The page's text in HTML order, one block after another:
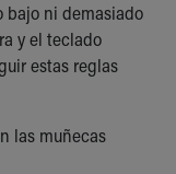
bajo ni demasiado
y el teclado
estas reglas
las muñecas